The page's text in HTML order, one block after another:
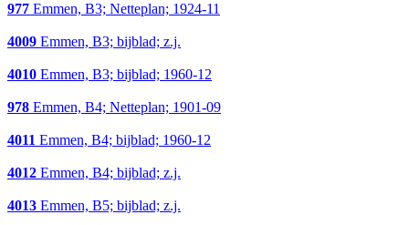
977 Emmen, B3; Netteplan; 1924-11
4009 Emmen, B3; bijblad; z.j.
4010 Emmen, B3; bijblad; 1960-12
978 Emmen, B4; Netteplan; 1901-09
4011 Emmen, B4; bijblad; 1960-12
4012 Emmen, B4; bijblad; z.j.
4013 Emmen, B5; bijblad; z.j.